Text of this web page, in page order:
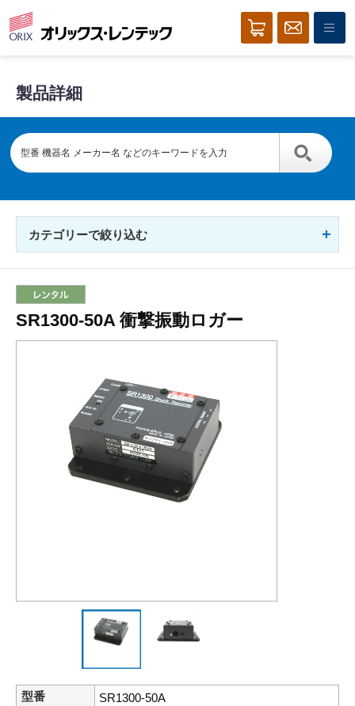
製品詳細
カテゴリーで絞り込む
SR1300-50A 衝撃振動ロガー
型番
SR1300-50A